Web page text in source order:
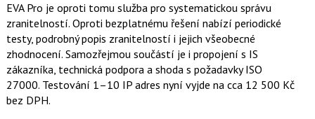
EVA Pro je oproti tomu služba pro systematickou správu
zranitelností. Oproti bezplatnému řešení nabízí periodické
testy, podrobný popis zranitelností i jejich všeobecné
zhodnocení. Samozřejmou součástí je i propojení s IS
zákazníka, technická podpora a shoda s požadavky ISO
27000. Testování 1–10 IP adres nyní vyjde na cca 12 500 Kč
bez DPH.